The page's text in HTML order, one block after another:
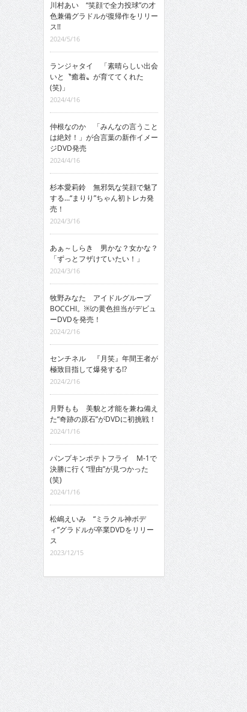
川村あい “笑顔で全力投球”の才
色兼備グラドルが復帰作をリリー
ス!!
2024/5/16
ランジャタイ 「素晴らしい出会
いと〝癒着〟が育ててくれた
(笑)」
2024/4/16
仲根なのか 「みんなの言うこと
は絶対！」が合言葉の新作イメー
ジDVD発売
2024/4/16
杉本愛莉鈴 無邪気な笑顔で魅了
する…“まりり”ちゃん初トレカ発
売！
2024/3/16
あぁ～しらき 男かな？女かな？
「ずっとフザけていたい！」
2024/3/16
牧野みなた アイドルグループ
BOCCHI。￼の黄色担当がデビュ
ーDVDを発売！
2024/2/16
センチネル 『月笑』年間王者が
極致目指して爆発する!?
2024/2/16
月野もも 美貌と才能を兼ね備え
た“奇跡の原石”がDVDに初挑戦！
2024/1/16
パンプキンポテトフライ M-1で
決勝に行く“理由”が見つかった
(笑)
2024/1/16
松嶋えいみ “ミラクル神ボデ
ィ”グラドルが卒業DVDをリリー
ス
2023/12/15